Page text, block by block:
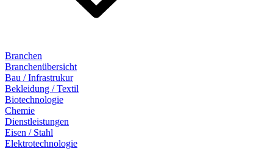
Branchen
Branchenübersicht
Bau / Infrastrukur
Bekleidung / Textil
Biotechnologie
Chemie
Dienstleistungen
Eisen / Stahl
Elektrotechnologie